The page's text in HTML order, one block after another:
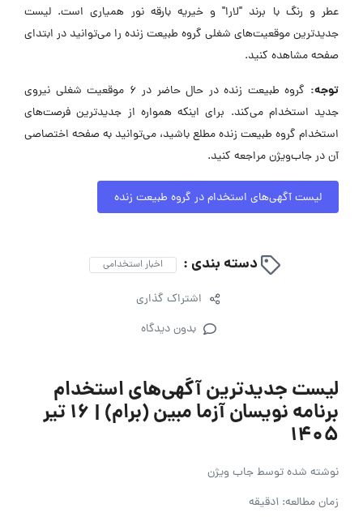
عطر و رنگ با برند "لارا" و خیریه بارقه نور همیاری است. لیست
جدیدترین موقعیت‌های شغلی گروه طبیعت زنده را می‌توانید در ابتدای
صفحه مشاهده کنید.
توجه:
گروه طبیعت زنده در حال حاضر در ۶ موقعیت شغلی نیروی
جدید استخدام می‌کند. برای اینکه همواره از جدیدترین فرصت‌های
استخدام گروه طبیعت زنده مطلع باشید، می‌توانید به صفحه اختصاصی
آن در جاب‌ویژن مراجعه کنید.
لیست آگهی‌های استخدام در گروه طبیعت زنده
دسته بندی : اخبار استخدامی
اشتراک گذاری
بدون دیدگاه
لیست جدیدترین آگهی‌های استخدام
برنامه نویسان آزما مبین (برام) | ۱۶ تیر
۱۴۰۵
نوشته شده توسطجاب ویژن
زمان مطالعه: 1دقیقه